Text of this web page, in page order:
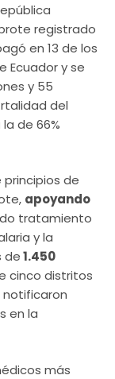
registrado
en 13 de los
Ecuador y se
y 55
del
de 66%
principios de
apoyando
tratamiento
y la
de1.450
cinco distritos
notificaron
en la
más